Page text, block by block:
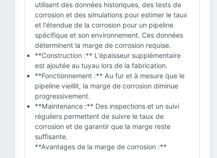
utilisent des données historiques, des tests de
corrosion et des simulations pour estimer le taux
et l'étendue de la corrosion pour un pipeline
spécifique et son environnement. Ces données
déterminent la marge de corrosion requise.
**Construction :** L'épaisseur supplémentaire
est ajoutée au tuyau lors de la fabrication.
**Fonctionnement :** Au fur et à mesure que le
pipeline vieillit, la marge de corrosion diminue
progressivement.
**Maintenance :** Des inspections et un suivi
réguliers permettent de suivre le taux de
corrosion et de garantir que la marge reste
suffisante.
**Avantages de la marge de corrosion :**